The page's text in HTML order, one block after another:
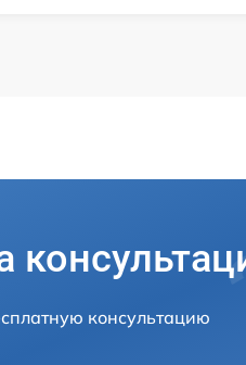
консультацию